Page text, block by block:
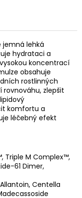
jemná lehká
hydrataci a
koncentrací
obsahuje
rostlinných
zlepšit
komfortu a
léčebný efekt
Triple M Complex™,
61 Dimer,
Centella